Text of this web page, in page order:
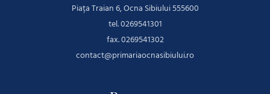
Piața Traian 6, Ocna Sibiului 555600
tel. 0269541301
fax. 0269541302
contact@primariaocnasibiului.ro